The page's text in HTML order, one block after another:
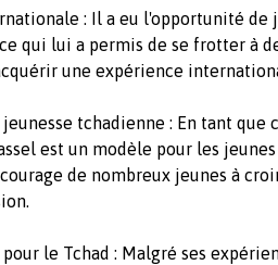
: Il a eu l'opportunité de
qui lui a permis de se frotter à
une expérience
tchadienne : En tant que
est un modèle pour les
de nombreux jeunes à
le Tchad : Malgré ses